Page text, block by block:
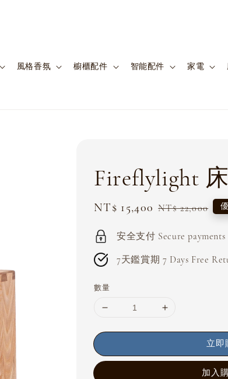
風格香氛 櫥櫃配件 智能配件 家電
Fireflylight
Sale
NT$ 15,400 Regular
NT$ 22,000
安全支付 Secure payments
7天鑑賞期 7 Days Free
數量
立即
加入